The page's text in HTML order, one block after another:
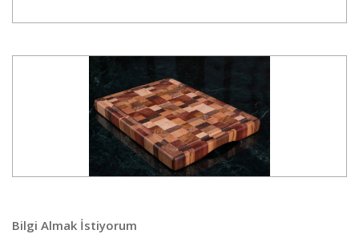
Bilgi Almak İstiyorum